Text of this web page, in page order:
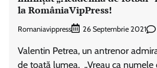
la RomâniaVipPress!
Romaniavippress 26 Septembrie 2021
Valentin Petrea, un antrenor
de toată lumea, „Vreau ca numele